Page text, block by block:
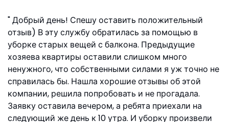
Добрый день! Спешу оставить положительный
отзыв) В эту службу обратилась за помощью в
уборке старых вещей с балкона. Предыдущие
хозяева квартиры оставили слишком много
ненужного, что собственными силами я уж точно не
справилась бы. Нашла хорошие отзывы об этой
компании, решила попробовать и не прогадала.
Заявку оставила вечером, а ребята приехали на
следующий же день к 10 утра. И уборку произвели